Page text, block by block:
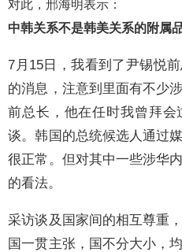
对此，邢海明表示：
中韩关系不是韩美关系的附属
7月15日，我看到了尹锡悦
的消息，注意到里面有不少
前总长，他在任时我曾拜
谈。韩国的总统候选人通过
很正常。但对其中一些涉华
的看法。
采访谈及国家间的相互尊重
国一贯主张，国不分大小，